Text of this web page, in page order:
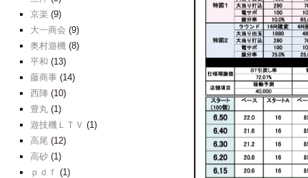
京楽 (9)
大一商会 (9)
奥村遊機 (8)
平和 (13)
藤商事 (14)
西陣 (10)
豊丸 (1)
遊技機ＬＴＶ (1)
高尾 (12)
高砂 (1)
ｐｄｆ (1)